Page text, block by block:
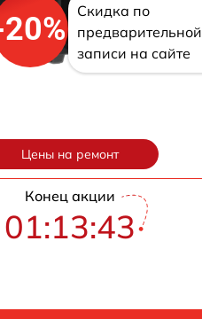
Скидка по
предварительной
записи на сайте
Цены на ремонт
Конец акции
01:13:42